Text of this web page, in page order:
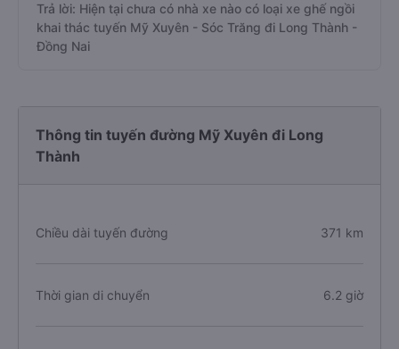
Trả lời: Hiện tại chưa có nhà xe nào có loại xe ghế ngồi
khai thác tuyến Mỹ Xuyên - Sóc Trăng đi Long Thành -
Đồng Nai
Thông tin tuyến đường Mỹ Xuyên đi Long
Thành
Chiều dài tuyến đường 371 km
Thời gian di chuyển 6.2 giờ